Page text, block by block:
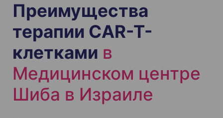
Преимущества
терапии CAR-T-
клетками в
Медицинском центре
Шиба в Израиле